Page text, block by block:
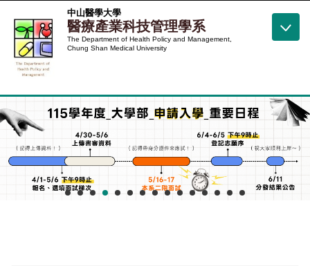
到
主
要
容
區
中山醫學大學
醫療產業科技管理學系
The Department of Health Policy and Management,
Chung Shan Medical University